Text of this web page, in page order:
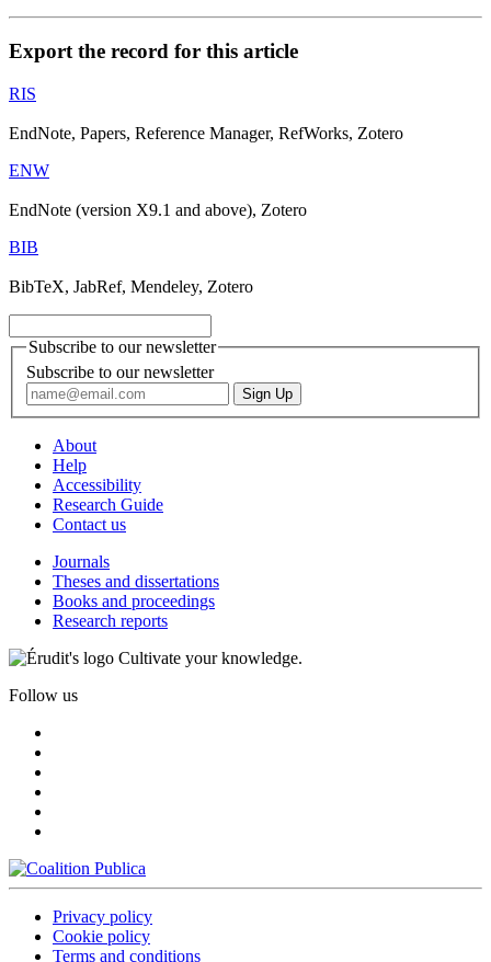
Export the record for this article
RIS
EndNote, Papers, Reference Manager, RefWorks, Zotero
ENW
EndNote (version X9.1 and above), Zotero
BIB
BibTeX, JabRef, Mendeley, Zotero
Subscribe to our newsletter
Subscribe to our newsletter
About
Help
Accessibility
Research Guide
Contact us
Journals
Theses and dissertations
Books and proceedings
Research reports
Cultivate your knowledge.
Follow us
Privacy policy
Cookie policy
Terms and conditions